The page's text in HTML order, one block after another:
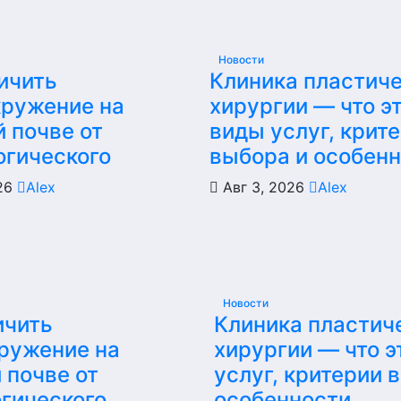
на
почве от
Alex
Новости
Клиника
хирургии — что
виды услуг,
выбора и
Авг 3, 2026 Alex
на
от
Новости
Клиника
хирургии — что
услуг, критерии